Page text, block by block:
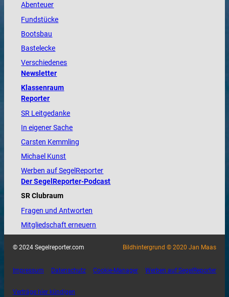
Abenteuer
Fundstücke
Bootsbau
Bastelecke
Verschiedenes
Newsletter
Klassenraum
Reporter
SR Leitgedanke
In eigener Sache
Carsten Kemmling
Michael Kunst
Werben auf SegelReporter
Der SegelReporter-Podcast
SR Clubraum
Fragen und Antworten
Mitgliedschaft erneuern
© 2024 Segelreporter.com Bildhintergrund © 2020 Jan Maas
Impressum Datenschutz Cookie-Manager Werben auf SegelReporter
Verträge hier kündigen